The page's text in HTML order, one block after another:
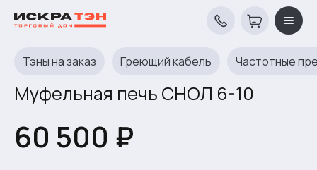
Тэны на заказ Греющий кабель Частотные
Муфельная печь СНОЛ 6-10
60 500 ₽